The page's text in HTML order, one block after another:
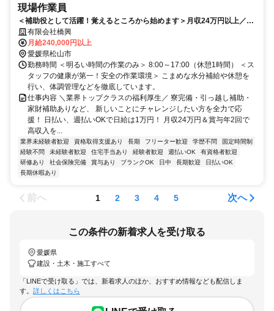
現場作業員
＜補助役として活躍！覚えるところから始めます＞月収24万円以上／寮
完備／定着率が高く安定感抜群
有限会社橋興
月給240,000円以上
愛媛県松山市
勤務時間 ＜明るい時間の作業のみ＞ 8:00～17:00（休憩1時間） ＜ス
タッフの健康が第一！安全の作業環境＞ こまめな水分補給や休憩を
行い、体調管理などを徹底しています。
仕事内容 ＼業界トップクラスの福利厚生／ 寮完備・引っ越し補助・
家財補助ありなど、 新しいことにチャレンジしたい方を全力で応
援！ 日払い、週払いOKで日給は1万円！ 月収24万円＆賞与年2回で
高収入を...
業界未経験者歓迎 資格取得支援あり 長期 フリーター歓迎 学歴不問
固定時間制
経験不問
未経験者歓迎 住宅手当あり 経験者歓迎 週払いOK
有資格者歓迎
研修あり
社会保険完備 賞与あり ブランクOK 日中 長期歓迎
日払いOK
長期休暇あり
前へ 1 2 3 4 5 次へ
この条件の新着求人を受け取る
愛媛県
建設・土木・施工すべて
「LINEで受け取る」では、新着求人のほか、おすすめ情報なども配信しま
す。 詳しくはこちら